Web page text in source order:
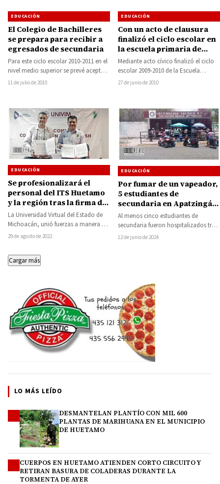
EDUCACIÓN
El Colegio de Bachilleres
se prepara para recibir a
egresados de secundaria
Para este ciclo escolar 2010-2011 en el
nivel medio superior se prevé aceptar
el casi al cien por…
11 de julio de 2010
EDUCACIÓN
Con un acto de clausura
finalizó el ciclo escolar en
la escuela primaria de
Irámuco
Mediante acto cívico finalizó el ciclo
escolar 2009-2010 de la Escuela
Primaria “Niños Héroes”, de la
27 de junio de 2010
EDUCACIÓN
Se profesionalizará el
personal del ITS Huetamo
y la región tras la firma de
convenio con UNIVIM
La Universidad Virtual del Estado de
Michoacán, unió fuerzas a manera de
colaboración con el Instituto
29 de agosto de 2022
EDUCACIÓN
Por fumar de un vapeador,
5 estudiantes de
secundaria en Apatzingán
se intoxican
Al menos cinco estudiantes de
secundaria fueron hospitalizados tras
presuntamente intoxicarse con un
12 de junio de 2024
Cargar más
LO MÁS LEÍDO
DESMANTELAN PLANTÍO CON MIL 600
PLANTAS DE MARIHUANA EN EL MUNICIPIO
DE HUETAMO
CUERPOS EN HUETAMO ATIENDEN CORTO CIRCUITO Y
RETIRAN BASURA DE COLADERAS DURANTE LA
TORMENTA DE AYER